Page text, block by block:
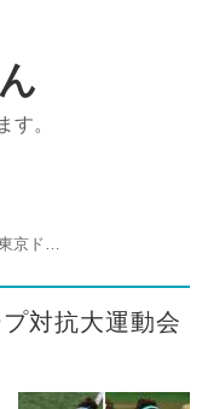
す。
対抗大運動会